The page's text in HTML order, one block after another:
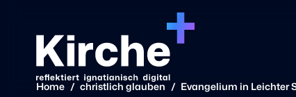
Home / christlich glauben / Evangelium in Leichter